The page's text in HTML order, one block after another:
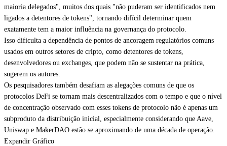
maioria delegados", muitos dos quais "não puderam ser identificados nem
ligados a detentores de tokens", tornando difícil determinar quem
exatamente tem a maior influência na governança do protocolo.
Isso dificulta a dependência de pontos de ancoragem regulatórios comuns
usados em outros setores de cripto, como detentores de tokens,
desenvolvedores ou exchanges, que podem não se sustentar na prática,
sugerem os autores.
Os pesquisadores também desafiam as alegações comuns de que os
protocolos DeFi se tornam mais descentralizados com o tempo e que o nível
de concentração observado com esses tokens de protocolo não é apenas um
subproduto da distribuição inicial, especialmente considerando que Aave,
Uniswap e MakerDAO estão se aproximando de uma década de operação.
Expandir Gráfico